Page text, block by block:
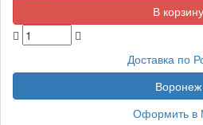
Доставка по
Воронеж
Оформить в